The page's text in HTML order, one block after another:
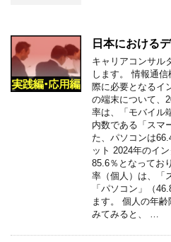
日本における
キャリアコンサル
します。 情報通
際に必要となるイ
の端末について、
率は、「モバイル
内数である「スマ
た、パソコンは
ット 2024年のイ
85.6％となってお
率（個人）は、「
「パソコン」（
ます。 個人の年
みてみると、 …